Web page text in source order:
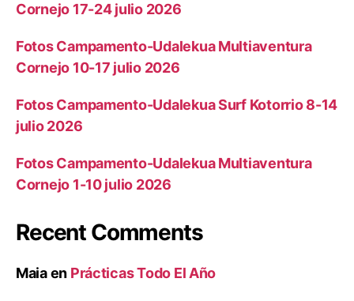
Cornejo 17-24 julio 2026
Fotos Campamento-Udalekua Multiaventura
Cornejo 10-17 julio 2026
Fotos Campamento-Udalekua Surf Kotorrio 8-14
julio 2026
Fotos Campamento-Udalekua Multiaventura
Cornejo 1-10 julio 2026
Recent Comments
Maiaen Prácticas Todo El Año